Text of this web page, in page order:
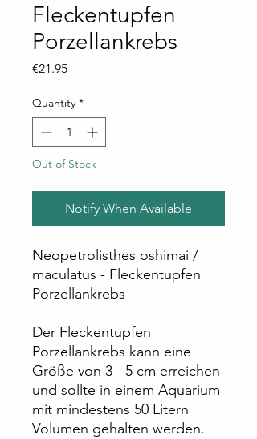
Fleckentupfen
Porzellankrebs
€21.95Price
Quantity *
Out of Stock
Notify When Available
Neopetrolisthes oshimai /
maculatus - Fleckentupfen
Porzellankrebs
Der Fleckentupfen
Porzellankrebs kann eine
Größe von 3 - 5 cm erreichen
und sollte in einem Aquarium
mit mindestens 50 Litern
Volumen gehalten werden.